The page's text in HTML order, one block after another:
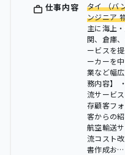
仕事内容
タイ （バ
ンジニア
主に海上
関、倉庫
ービスを
ーカーを
業など幅
務内容】
流サービ
存顧客フ
客からの
航空輸送
流コスト
書作成お…